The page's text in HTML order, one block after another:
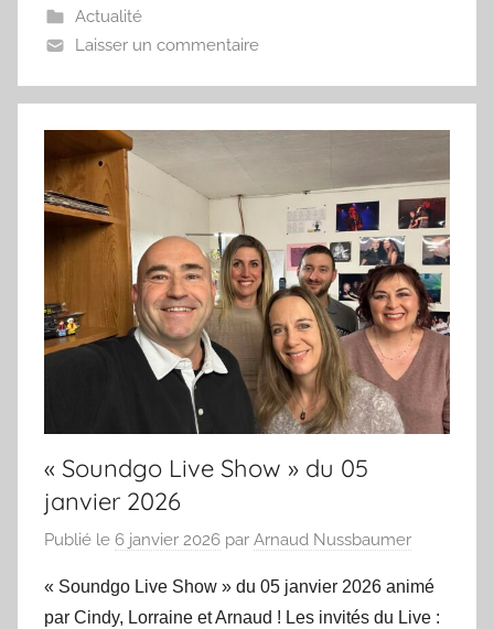
Actualité
Laisser un commentaire
« Soundgo Live Show » du 05
janvier 2026
Publié le 6 janvier 2026 par Arnaud Nussbaumer
« Soundgo Live Show » du 05 janvier 2026 animé
par Cindy, Lorraine et Arnaud ! Les invités du Live :